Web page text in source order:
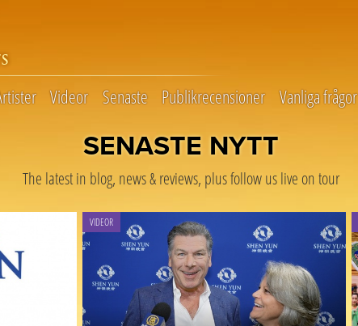
Videor Senaste Publikrecensioner Vanliga frågor
SHEN YUN
SENASTE NYTT
The latest in blog, news & reviews, plus follow us live on tour
VIDEOR
A new streaming platform from Shen Yun
Watch exclusive content and original works